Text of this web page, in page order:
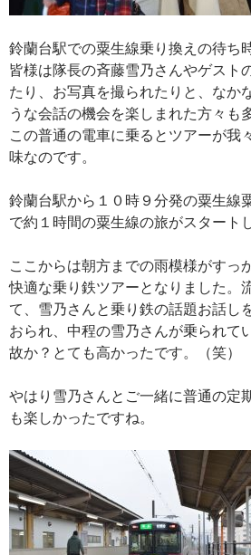
鈴蘭台駅での粟生線乗り換えの待ち
皆様は隊長の斉藤雪乃さんやゲスト
たり、お写真を撮られたりと、なか
うな会話の機会を楽しまれた方々も
この普通の電車に乗るとツアーが我
味なのです。
鈴蘭台駅から１０時９分発の粟生線
で約１時間の粟生線の旅がスタート
ここからは朝方までの雨模様がすっ
快適な乗り鉄ツアーとなりました。
て、雪乃さんと乗り鉄の話題お話し
おられ、中程の雪乃さんが乗られて
故か？とても高かったです。（笑）
やはり雪乃さんとご一緒に普通の定
も楽しかったですね。